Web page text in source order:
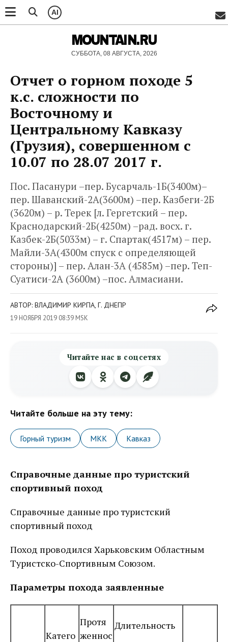
AI
MOUNTAIN.RU
СУББОТА, 08 АВГУСТА, 2026
Отчет о горном походе 5
к.с. сложности по
Восточному и
Центральному Кавказу
(Грузия), совершенном с
10.07 по 28.07 2017 г.
Пос. Пасанури –пер. Бусарчаль-1Б(3400м)–
пер. Шаванский-2А(3600м) –пер. Казбеги-2Б
(3620м) – р. Терек [л. Гергетский – пер.
Краснодарский-2Б(4250м) –рад. восх. г.
Казбек-2Б(5033м) – г. Спартак(4517м) – пер.
Майли-3А(4300м спуск с определяющей
стороны)] – пер. Алан-3А (4585м) –пер. Теп-
Суатиси-2А (3600м) –пос. Алмасиани.
АВТОР: ВЛАДИМИР КИРПА, Г. ДНЕПР
19 НОЯБРЯ 2019 08:39 MSK
Читайте нас в соцсетях
Читайте больше на эту тему:
Горный туризм МКК Кавказ
Справочные данные про туристский
спортивный поход
Справочные данные про туристский
спортивный поход
Поход проводился Харьковским Областным
Туристско-Спортивным Союзом.
Параметры похода заявленные
Катего
Протя
женнос
Длительность